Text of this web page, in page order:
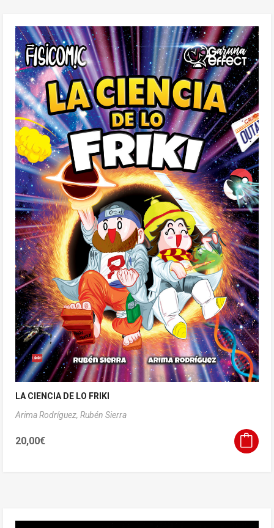
LA CIENCIA DE LO FRIKI
Arima Rodríguez, Rubén Sierra
20,00€